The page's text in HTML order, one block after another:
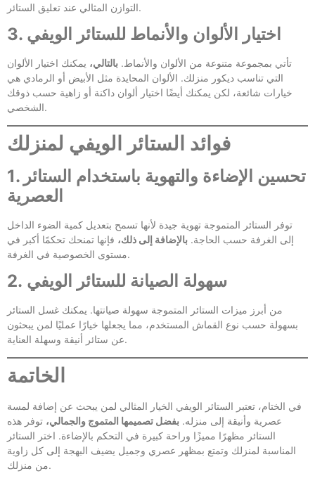
التوازن المثالي عند تعليق الستائر.
3. اختيار الألوان والأنماط للستائر الويفي
تأتي بمجموعة متنوعة من الألوان والأنماط. بالتالي، يمكنك اختيار الألوان
التي تناسب ديكور منزلك. الألوان المحايدة مثل الأبيض أو الرمادي هي
خيارات شائعة، لكن يمكنك أيضًا اختيار ألوان داكنة أو زاهية حسب ذوقك
الشخصي.
فوائد الستائر الويفي لمنزلك
1. تحسين الإضاءة والتهوية باستخدام الستائر
العصرية
توفر الستائر المتموجة تهوية جيدة لأنها تسمح بتعديل كمية الضوء الداخل
إلى الغرفة حسب الحاجة. بالإضافة إلى ذلك، فإنها تمنحك تحكمًا أكبر في
مستوى الخصوصية في الغرفة.
2. سهولة الصيانة للستائر الويفي
من أبرز ميزات الستائر المتموجة سهولة صيانتها. يمكنك غسل الستائر
بسهولة حسب نوع القماش المستخدم، مما يجعلها خيارًا عمليًا لمن يبحثون
عن ستائر أنيقة وسهلة العناية.
الخاتمة
في الختام، تعتبر الستائر الويفي الخيار المثالي لمن يبحث عن إضافة لمسة
عصرية وأنيقة إلى منزله. بفضل تصميمها المتموج والجمالي، توفر هذه
الستائر مظهرًا مميزًا وراحة كبيرة في التحكم بالإضاءة. اختر الستائر
المناسبة لمنزلك وتمتع بمظهر عصري وجميل يضيف البهجة إلى كل زاوية
من منزلك.